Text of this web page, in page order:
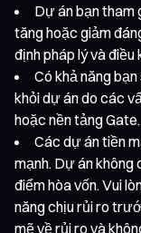
Dự án bạn tham
tăng hoặc giảm
định pháp lý và
Có khả năng
khỏi dự án do các
hoặc nền tảng Gate.
Các dự án tiền
mạnh. Dự án không
điểm hòa vốn. Vui
năng chịu rủi ro
mẽ về rủi ro và